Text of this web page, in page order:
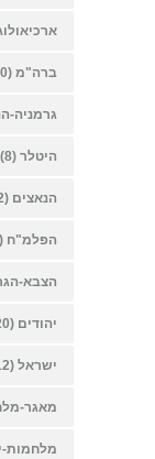
ברה"מ (20)
גרמניה-
היטלר (8)
הנאצים (12)
הפלמ"ח (13)
הצבא-
יהודים (20)
ישראל (12)
מאגר-